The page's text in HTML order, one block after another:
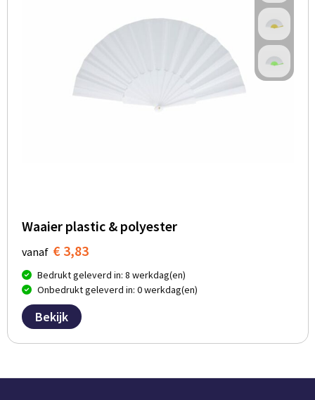
Waaier plastic & polyester
vanaf € 3,83
Bedrukt geleverd in: 8 werkdag(en)
Onbedrukt geleverd in: 0 werkdag(en)
Bekijk